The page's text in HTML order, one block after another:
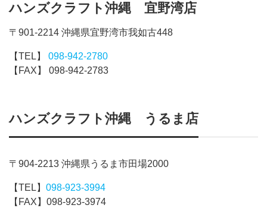
ハンズクラフト沖縄 宜野湾店
〒901-2214 沖縄県宜野湾市我如古448
【TEL】 098-942-2780
【FAX】 098-942-2783
ハンズクラフト沖縄 うるま店
〒904-2213 沖縄県うるま市田場2000
【TEL】 098-923-3994
【FAX】098-923-3974